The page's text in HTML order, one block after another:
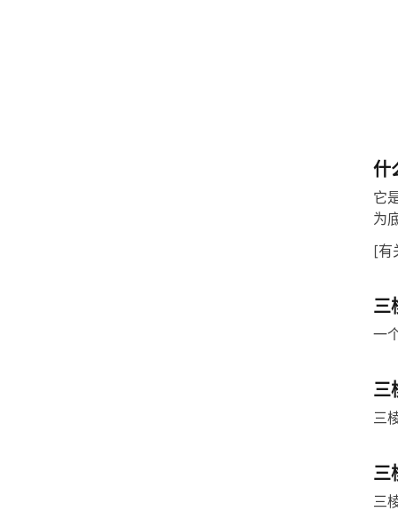
什
它
为
[有
三
一
三
三
三
三